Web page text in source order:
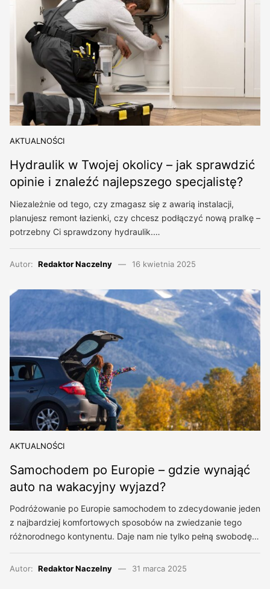
AKTUALNOŚCI
Hydraulik w Twojej okolicy – jak sprawdzić
opinie i znaleźć najlepszego specjalistę?
Niezależnie od tego, czy zmagasz się z awarią instalacji,
planujesz remont łazienki, czy chcesz podłączyć nową pralkę –
potrzebny Ci sprawdzony hydraulik.…
Autor: Redaktor Naczelny 16 kwietnia 2025
AKTUALNOŚCI
Samochodem po Europie – gdzie wynająć
auto na wakacyjny wyjazd?
Podróżowanie po Europie samochodem to zdecydowanie jeden
z najbardziej komfortowych sposobów na zwiedzanie tego
różnorodnego kontynentu. Daje nam nie tylko pełną swobodę…
Autor: Redaktor Naczelny 31 marca 2025